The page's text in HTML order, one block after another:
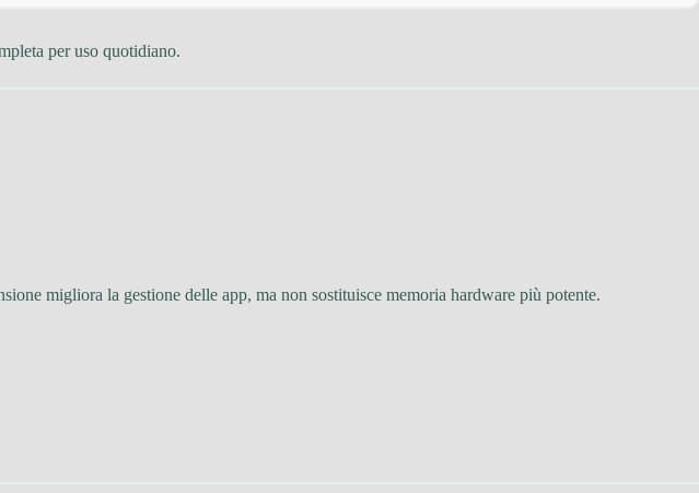
per uso quotidiano.
migliora la gestione delle app, ma non sostituisce memoria hardware più potente.